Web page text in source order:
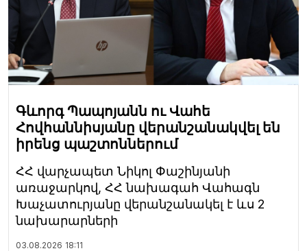
Գևորգ Պապոյանն ու Վահե
Հովհաննիսյանը վերանշանակվել են
իրենց պաշտոններում
ՀՀ վարչապետ Նիկոլ Փաշինյանի
առաջարկով, ՀՀ նախագահ Վահագն
Խաչատուրյանը վերանշանակել է ևս 2
նախարարների
03.08.2026 18:11